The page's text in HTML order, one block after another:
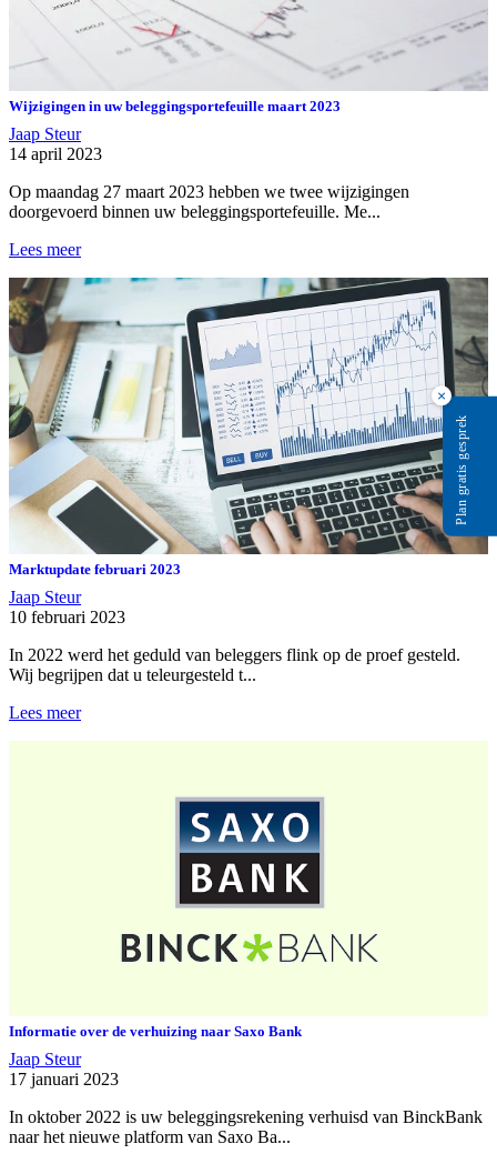
Wijzigingen in uw beleggingsportefeuille maart 2023
Jaap Steur
14 april 2023
Op maandag 27 maart 2023 hebben we twee wijzigingen
doorgevoerd binnen uw beleggingsportefeuille. Me...
Lees meer
Marktupdate februari 2023
Jaap Steur
10 februari 2023
In 2022 werd het geduld van beleggers flink op de proef gesteld.
Wij begrijpen dat u teleurgesteld t...
Lees meer
Informatie over de verhuizing naar Saxo Bank
Jaap Steur
17 januari 2023
In oktober 2022 is uw beleggingsrekening verhuisd van BinckBank
naar het nieuwe platform van Saxo Ba...
×
Plan gratis gesprek